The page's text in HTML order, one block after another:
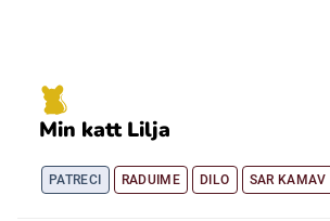
Min katt Lilja
PATRECI RADUIME DILO SAR KAMAV